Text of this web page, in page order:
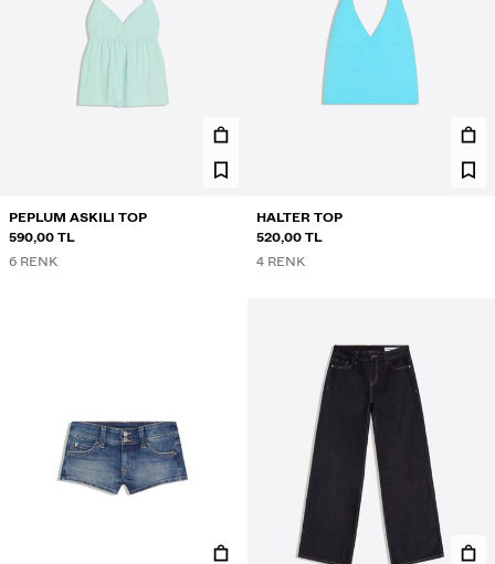
PEPLUM ASKILI TOP
590,00 TL
6 RENK
HALTER TOP
520,00 TL
4 RENK